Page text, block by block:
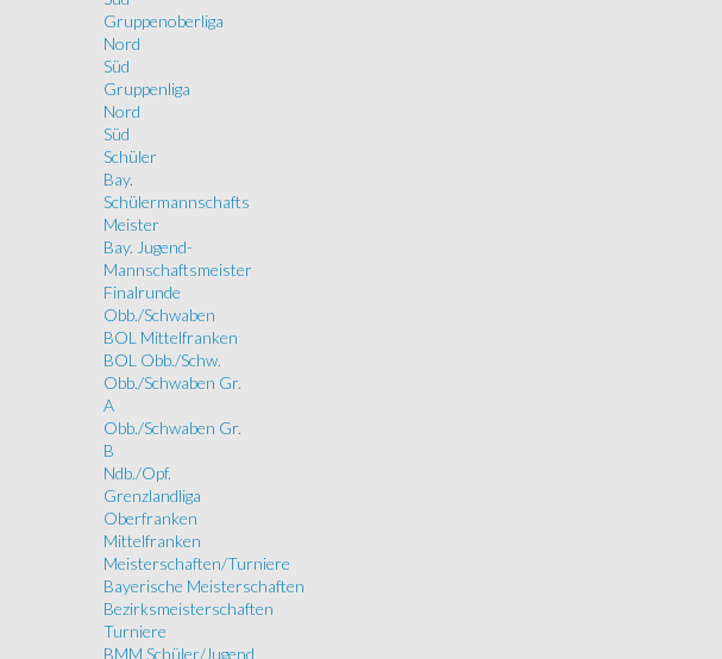
Gruppenoberliga
Nord
Süd
Gruppenliga
Nord
Süd
Schüler
Bay.
Schülermannschafts
Meister
Bay. Jugend-
Mannschaftsmeister
Finalrunde
Obb./Schwaben
BOL Mittelfranken
BOL Obb./Schw.
Obb./Schwaben Gr.
A
Obb./Schwaben Gr.
B
Ndb./Opf.
Grenzlandliga
Oberfranken
Mittelfranken
Meisterschaften/Turniere
Bayerische Meisterschaften
Bezirksmeisterschaften
Turniere
BMM Schüler/Jugend